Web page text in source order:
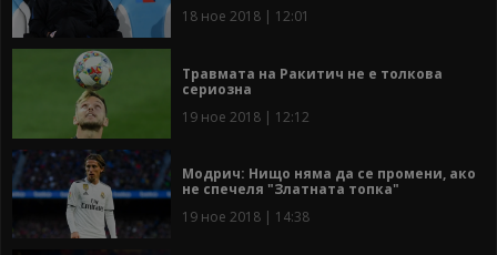
18 ное 2018 | 12:01
Травмата на Ракитич не е толкова
сериозна
19 ное 2018 | 12:12
Модрич: Нищо няма да се промени, ако
не спечеля "Златната топка"
19 ное 2018 | 14:38